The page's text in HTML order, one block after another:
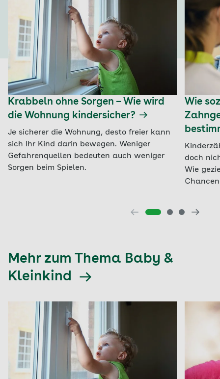
Krabbeln ohne Sorgen – Wie wird
die Wohnung kindersicher?
Je sicherer die Wohnung, desto freier kann
sich Ihr Kind darin bewegen. Weniger
Gefahrenquellen bedeuten auch weniger
Sorgen beim Spielen.
Wie
doch
Wie
Mehr zum Thema Baby &
Kleinkind